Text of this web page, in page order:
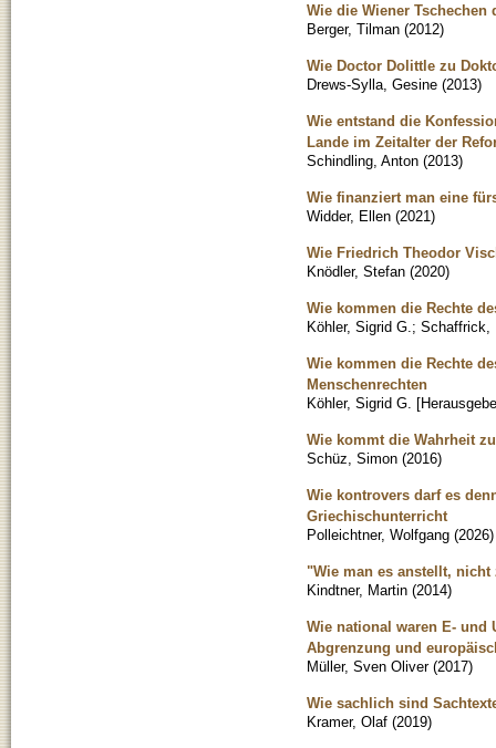
Wie die Wiener Tschechen
Berger, Tilman (2012)
Wie Doctor Dolittle zu
Drews-Sylla, Gesine (2013)
Wie entstand die
Lande im Zeitalter der
Schindling, Anton (2013)
Wie finanziert man eine
Widder, Ellen (2021)
Wie Friedrich Theodor
Knödler, Stefan (2020)
Wie kommen die Rechte
Köhler, Sigrid G. ; Schaffrick,
Wie kommen die Rechte
Menschenrechten
Köhler, Sigrid G.
Wie kommt die Wahrheit
Schüz, Simon (2016)
Wie kontrovers darf es
Griechischunterricht
Polleichtner, Wolfgang (2026)
"Wie man es anstellt,
Kindtner, Martin (2014)
Wie national waren E- und
Abgrenzung und
Müller, Sven Oliver (2017)
Wie sachlich sind
Kramer, Olaf (2019)